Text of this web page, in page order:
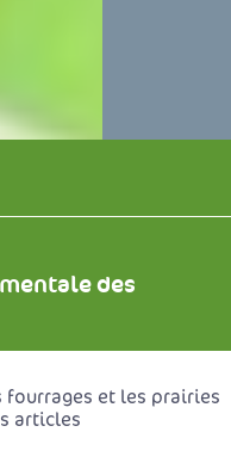
des
fourrages et les prairies
articles